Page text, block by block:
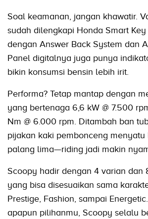
Soal keamanan, jangan khawatir.
sudah dilengkapi Honda Smart
dengan Answer Back System dan
Panel digitalnya juga punya
bikin konsumsi bensin lebih irit.
Performa? Tetap mantap dengan
yang bertenaga 6,6 kW @ 7.500
Nm @ 6.000 rpm. Ditambah ban
pijakan kaki pembonceng menyatu
palang lima—riding jadi makin
Scoopy hadir dengan 4 varian dan
yang bisa disesuaikan sama
Prestige, Fashion, sampai
apapun pilihanmu, Scoopy selalu